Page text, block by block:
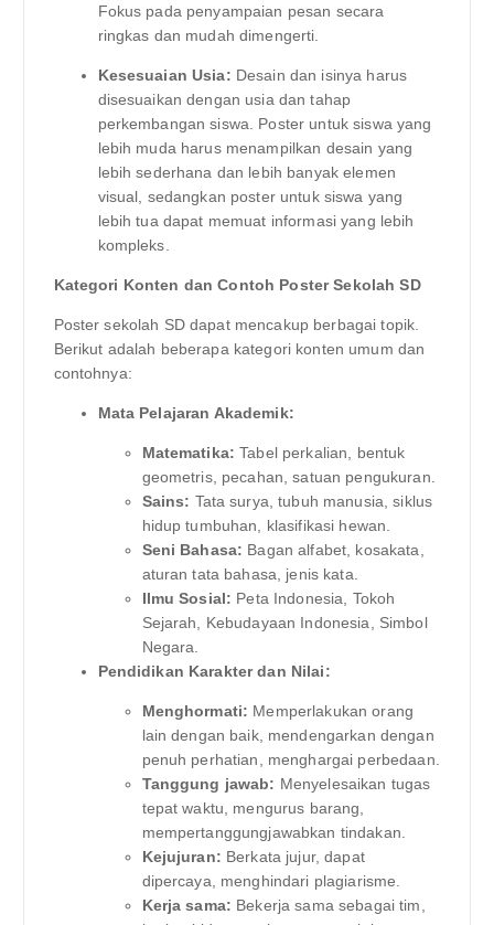
Fokus pada penyampaian pesan secara
ringkas dan mudah dimengerti.
Kesesuaian Usia: Desain dan isinya harus
disesuaikan dengan usia dan tahap
perkembangan siswa. Poster untuk siswa yang
lebih muda harus menampilkan desain yang
lebih sederhana dan lebih banyak elemen
visual, sedangkan poster untuk siswa yang
lebih tua dapat memuat informasi yang lebih
kompleks.
Kategori Konten dan Contoh Poster Sekolah SD
Poster sekolah SD dapat mencakup berbagai topik.
Berikut adalah beberapa kategori konten umum dan
contohnya:
Mata Pelajaran Akademik:
Matematika: Tabel perkalian, bentuk
geometris, pecahan, satuan pengukuran.
Sains: Tata surya, tubuh manusia, siklus
hidup tumbuhan, klasifikasi hewan.
Seni Bahasa: Bagan alfabet, kosakata,
aturan tata bahasa, jenis kata.
Ilmu Sosial: Peta Indonesia, Tokoh
Sejarah, Kebudayaan Indonesia, Simbol
Negara.
Pendidikan Karakter dan Nilai:
Menghormati: Memperlakukan orang
lain dengan baik, mendengarkan dengan
penuh perhatian, menghargai perbedaan.
Tanggung jawab: Menyelesaikan tugas
tepat waktu, mengurus barang,
mempertanggungjawabkan tindakan.
Kejujuran: Berkata jujur, dapat
dipercaya, menghindari plagiarisme.
Kerja sama: Bekerja sama sebagai tim,